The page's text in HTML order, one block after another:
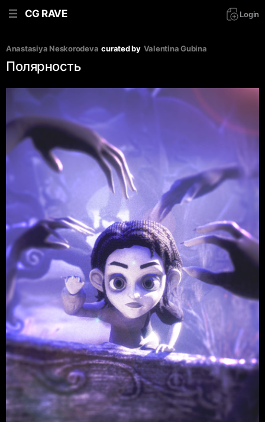
CG RAVE Login
Anastasiya Neskorodeva curated by Valentina Gubina
Полярность